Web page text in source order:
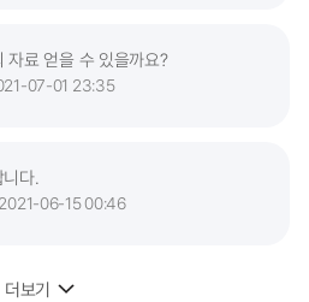
자료 얻을 수 있을까요?
07-01 23:35
다.
2021-06-15 00:46
더보기